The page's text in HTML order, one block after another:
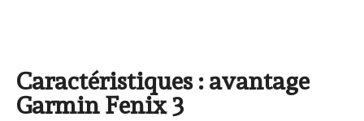
Caractéristiques : avantage
Garmin Fenix 3